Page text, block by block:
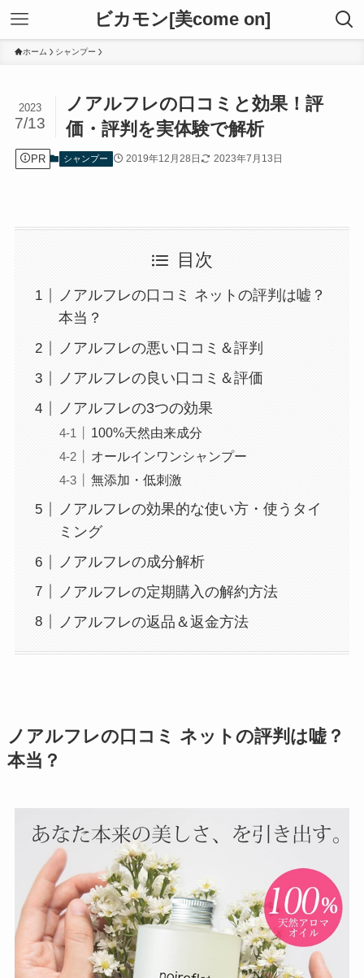
ビカモン[美come on]
ホーム シャンプー
ノアルフレの口コミと効果！評
価・評判を実体験で解析
2023
7/13
PR シャンプー 2019年12月28日 2023年7月13日
目次
ノアルフレの口コミ ネットの評判は嘘？
本当？
ノアルフレの悪い口コミ＆評判
ノアルフレの良い口コミ＆評価
ノアルフレの3つの効果
100%天然由来成分
オールインワンシャンプー
無添加・低刺激
ノアルフレの効果的な使い方・使うタイ
ミング
ノアルフレの成分解析
ノアルフレの定期購入の解約方法
ノアルフレの返品＆返金方法
ノアルフレの口コミ ネットの評判は嘘？
本当？